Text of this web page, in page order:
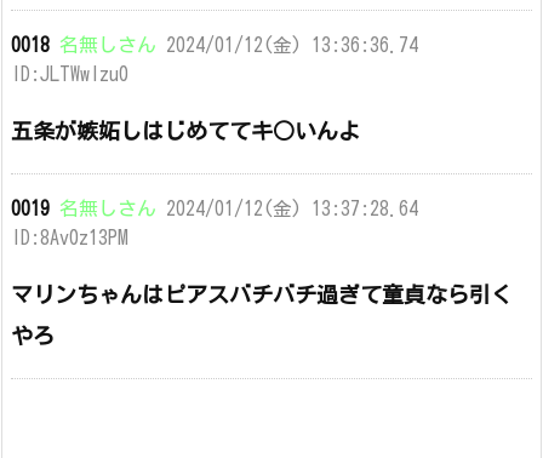
0018 名無しさん 2024/01/12(金) 13:36:36.74
ID:JLTWwIzu0
五条が嫉妬しはじめててキ○いんよ
0019 名無しさん 2024/01/12(金) 13:37:28.64
ID:8Av0z13PM
マリンちゃんはピアスバチバチ過ぎて童貞なら引く
やろ